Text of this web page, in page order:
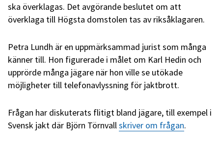
ska överklagas. Det avgörande beslutet om att
överklaga till Högsta domstolen tas av riksåklagaren.
Petra Lundh är en uppmärksammad jurist som många
känner till. Hon figurerade i målet om Karl Hedin och
upprörde många jägare när hon ville se utökade
möjligheter till telefonavlyssning för jaktbrott.
Frågan har diskuterats flitigt bland jägare, till exempel i
Svensk jakt där Björn Törnvall skriver om frågan.